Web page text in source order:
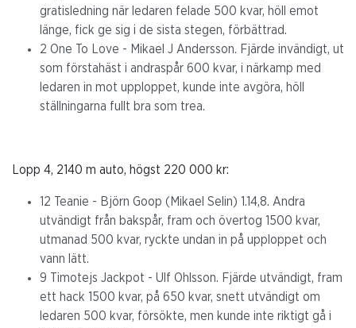
gratisledning när ledaren felade 500 kvar, höll emot
länge, fick ge sig i de sista stegen, förbättrad.
2 One To Love - Mikael J Andersson. Fjärde invändigt, ut
som förstahäst i andraspår 600 kvar, i närkamp med
ledaren in mot upploppet, kunde inte avgöra, höll
ställningarna fullt bra som trea.
Lopp 4, 2140 m auto, högst 220 000 kr:
12 Teanie - Björn Goop (Mikael Selin) 1.14,8. Andra
utvändigt från bakspår, fram och övertog 1500 kvar,
utmanad 500 kvar, ryckte undan in på upploppet och
vann lätt.
9 Timotejs Jackpot - Ulf Ohlsson. Fjärde utvändigt, fram
ett hack 1500 kvar, på 650 kvar, snett utvändigt om
ledaren 500 kvar, försökte, men kunde inte riktigt gå i